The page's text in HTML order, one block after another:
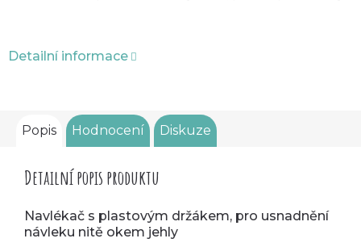
Detailní informace
Popis Hodnocení Diskuze
Detailní popis produktu
Navlékač s plastovým držákem, pro usnadnění
návleku nitě okem jehly